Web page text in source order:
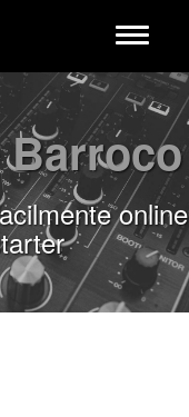
Toggle
Barroco
online